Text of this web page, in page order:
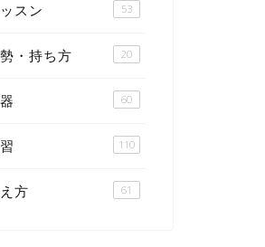
スン 53
・持ち方 20
60
110
方 61